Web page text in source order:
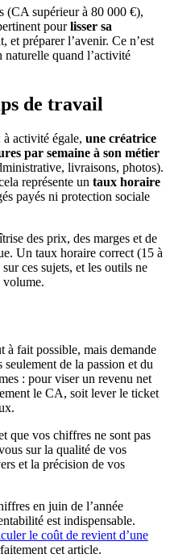
(CA supérieur à 80 000 €),
pourlisser sa
et préparer l’avenir. Ce n’est
naturelle quand l’activité
de travail
activité égale, une créatrice
par semaine à son métier
livraisons, photos).
représente un taux horaire
payés ni protection sociale
des prix, des marges et de
Un taux horaire correct (15 à
ces sujets, et les outils ne
volume.
fait possible, mais demande
de la passion et du
: pour viser un revenu net
le CA, soit lever le ticket
que vos chiffres ne sont pas
sur la qualité de vos
et la précision de vos
en juin de l’année
est indispensable.
le coût de revient d’une
cet article.